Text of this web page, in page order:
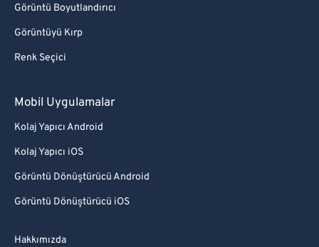
Görüntü Boyutlandırıcı
Görüntüyü Kırp
Renk Seçici
Mobil Uygulamalar
Kolaj Yapıcı Android
Kolaj Yapıcı iOS
Görüntü Dönüştürücü Android
Görüntü Dönüştürücü iOS
Hakkımızda